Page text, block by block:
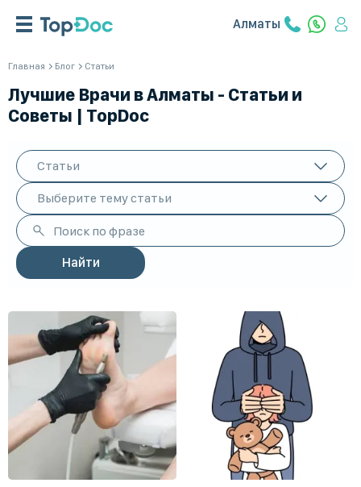
Алматы
Главная Блог Статьи
Лучшие Врачи в Алматы - Статьи и
Советы | TopDoc
Статьи
Выберите тему статьи